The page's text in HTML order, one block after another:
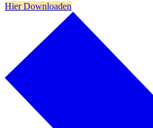
Hier Downloaden